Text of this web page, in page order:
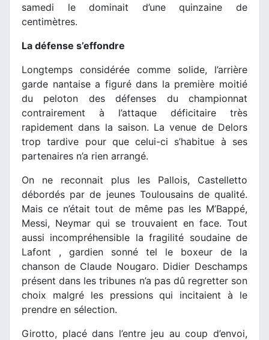
samedi le dominait d’une quinzaine de
centimètres.
La défense s’effondre
Longtemps considérée comme solide, l’arrière
garde nantaise a figuré dans la première moitié
du peloton des défenses du championnat
contrairement à l’attaque déficitaire très
rapidement dans la saison. La venue de Delors
trop tardive pour que celui-ci s’habitue à ses
partenaires n’a rien arrangé.
On ne reconnait plus les Pallois, Castelletto
débordés par de jeunes Toulousains de qualité.
Mais ce n’était tout de même pas les M’Bappé,
Messi, Neymar qui se trouvaient en face. Tout
aussi incompréhensible la fragilité soudaine de
Lafont , gardien sonné tel le boxeur de la
chanson de Claude Nougaro. Didier Deschamps
présent dans les tribunes n’a pas dû regretter son
choix malgré les pressions qui incitaient à le
prendre en sélection.
Girotto, placé dans l’entre jeu au coup d’envoi,